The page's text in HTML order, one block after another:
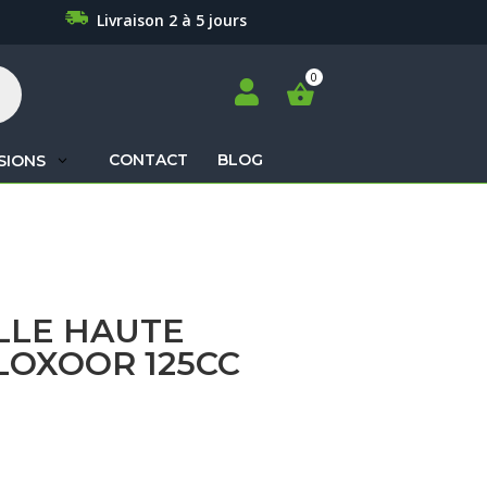
Livraison 2 à 5 jours

CONTACT BLOG
HAUTE
125CC